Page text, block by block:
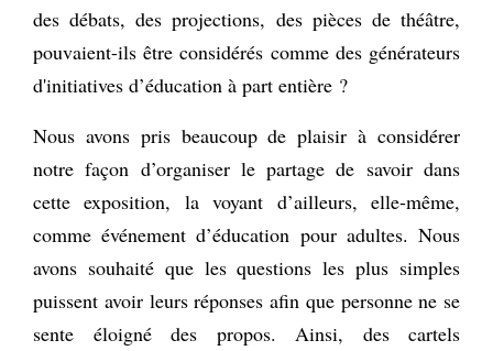
des débats, des projections, des pièces de théâtre,
pouvaient-ils être considérés comme des générateurs
d'initiatives d’éducation à part entière ?
Nous avons pris beaucoup de plaisir à considérer
notre façon d’organiser le partage de savoir dans
cette exposition, la voyant d’ailleurs, elle-même,
comme événement d’éducation pour adultes. Nous
avons souhaité que les questions les plus simples
puissent avoir leurs réponses afin que personne ne se
sente éloigné des propos. Ainsi, des cartels